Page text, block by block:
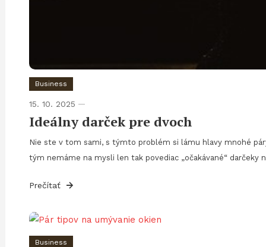
Business
15. 10. 2025
Ideálny darček pre dvoch
Nie ste v tom sami, s týmto problém si lámu hlavy mnohé
tým nemáme na mysli len tak povediac „očakávané“ darčeky
Prečítať
Business